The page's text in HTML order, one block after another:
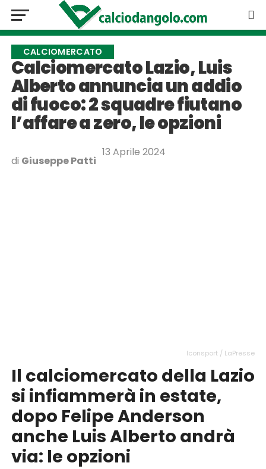
CALCIOMERCATO
Calciomercato Lazio, Luis
Alberto annuncia un addio
di fuoco: 2 squadre fiutano
l’affare a zero, le opzioni
di Giuseppe Patti
13 Aprile 2024
Iconsport / LaPresse
Il calciomercato della Lazio
si infiammerà in estate,
dopo Felipe Anderson
anche Luis Alberto andrà
via: le opzioni